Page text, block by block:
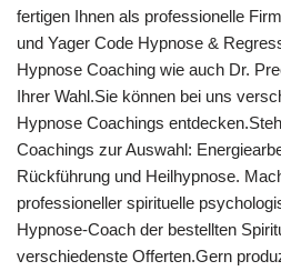
fertigen Ihnen als professionelle
und Yager Code Hypnose &
Hypnose Coaching wie auch Dr.
Ihrer Wahl.Sie können bei uns
Hypnose Coachings
Coachings zur Auswahl:
Rückführung und Heilhypnose.
professioneller spirituelle
Hypnose-Coach der bestellten
verschiedenste Offerten.Gern